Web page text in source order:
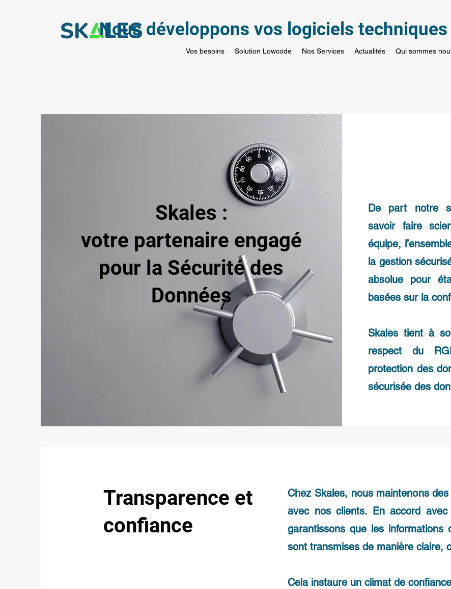
Vos besoins Solution Lowcode Nos Services Actualités Qui sommes
Nous développons vos logiciels
Skales :
votre partenaire engagé
pour la Sécurité des
Données
De part notre
savoir faire
équipe,
la gestion
absolue pour
basées sur la
Skales tient à
respect du
protection des
sécurisée des
Transparence et
confiance
Chez Skales, nous maintenons
avec nos clients. En accord
garantissons que les
sont transmises de manière claire,
Cela instaure un climat de